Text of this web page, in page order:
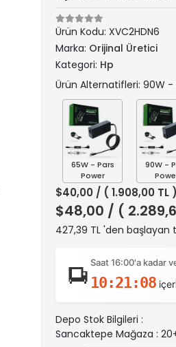
Ürün Kodu: XVC2HDN6
Marka: Orijinal Üretici
Kategori: Hp
Ürün Alternatifleri: 90W -
65W - Pars
Power
90W -
$40,00 / ( 1.908,00 TL
$48,00 / (
427,39 TL 'den başlayan
Saat 16:00'a kadar
10:21:07
Depo Stok Bilgileri :
Sancaktepe Mağaza :